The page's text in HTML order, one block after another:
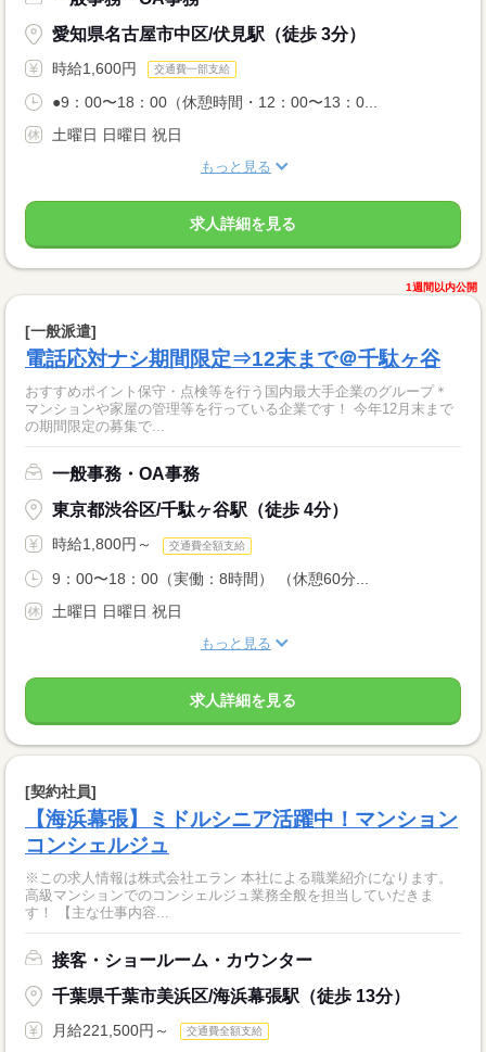
愛知県名古屋市中区/伏見駅（徒歩 3分）
時給1,600円 交通費一部支給
●9：00〜18：00（休憩時間・12：00〜13：0...
土曜日 日曜日 祝日
もっと見る
求人詳細を見る
1週間以内公開
[一般派遣]
電話応対ナシ期間限定⇒12末まで＠千駄ヶ谷
おすすめポイント保守・点検等を行う国内最大手企業のグループ＊
マンションや家屋の管理等を行っている企業です！ 今年12月末まで
の期間限定の募集で...
一般事務・OA事務
東京都渋谷区/千駄ヶ谷駅（徒歩 4分）
時給1,800円～ 交通費全額支給
9：00〜18：00（実働：8時間） （休憩60分...
土曜日 日曜日 祝日
もっと見る
求人詳細を見る
[契約社員]
【海浜幕張】ミドルシニア活躍中！マンション
コンシェルジュ
※この求人情報は株式会社エラン 本社による職業紹介になります。
高級マンションでのコンシェルジュ業務全般を担当していだきま
す！ 【主な仕事内容...
接客・ショールーム・カウンター
千葉県千葉市美浜区/海浜幕張駅（徒歩 13分）
月給221,500円～ 交通費全額支給